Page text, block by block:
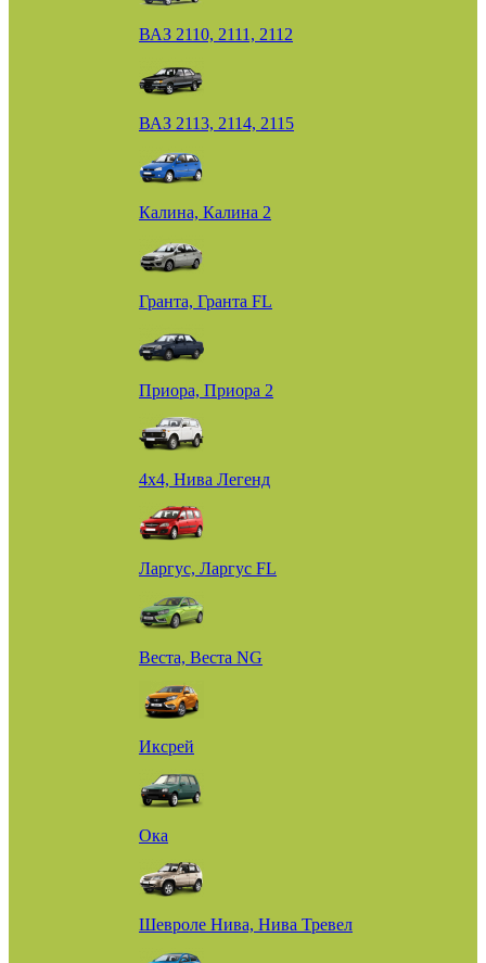
ВАЗ 2110, 2111, 2112
ВАЗ 2113, 2114, 2115
Калина, Калина 2
Гранта, Гранта FL
Приора, Приора 2
4х4, Нива Легенд
Ларгус, Ларгус FL
Веста, Веста NG
Иксрей
Ока
Шевроле Нива, Нива Тревел